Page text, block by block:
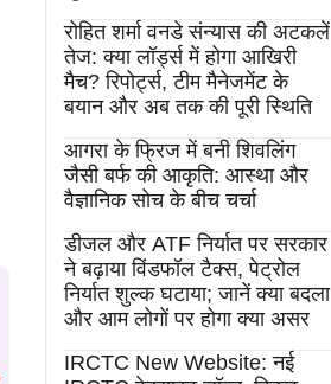
रोहित शर्मा वनडे संन्यास की अटकलें
तेज: क्या लॉर्ड्स में होगा आखिरी
मैच? रिपोर्ट्स, टीम मैनेजमेंट के
बयान और अब तक की पूरी स्थिति
आगरा के फ्रिज में बनी शिवलिंग
जैसी बर्फ की आकृति: आस्था और
वैज्ञानिक सोच के बीच चर्चा
डीजल और ATF निर्यात पर सरकार
ने बढ़ाया विंडफॉल टैक्स, पेट्रोल
निर्यात शुल्क घटाया; जानें क्या बदला
और आम लोगों पर होगा क्या असर
IRCTC New Website: नई